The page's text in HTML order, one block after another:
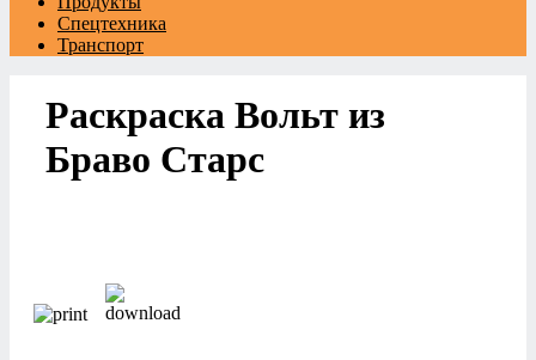
Спецтехника
Транспорт
Раскраска Вольт из
Браво Старс